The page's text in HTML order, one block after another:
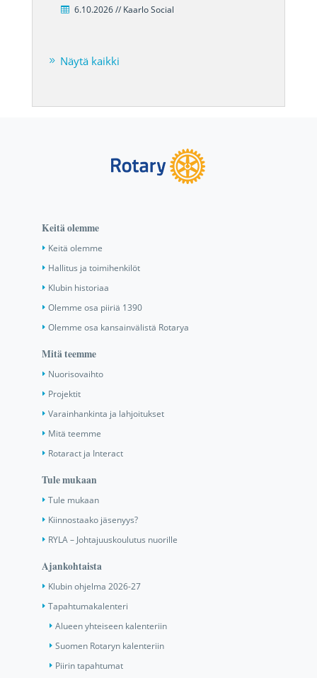
6.10.2026 // Kaarlo Social
Näytä kaikki
Keitä olemme
Keitä olemme
Hallitus ja toimihenkilöt
Klubin historiaa
Olemme osa piiriä 1390
Olemme osa kansainvälistä Rotarya
Mitä teemme
Nuorisovaihto
Projektit
Varainhankinta ja lahjoitukset
Mitä teemme
Rotaract ja Interact
Tule mukaan
Tule mukaan
Kiinnostaako jäsenyys?
RYLA – Johtajuuskoulutus nuorille
Ajankohtaista
Klubin ohjelma 2026-27
Tapahtumakalenteri
Alueen yhteiseen kalenteriin
Suomen Rotaryn kalenteriin
Piirin tapahtumat